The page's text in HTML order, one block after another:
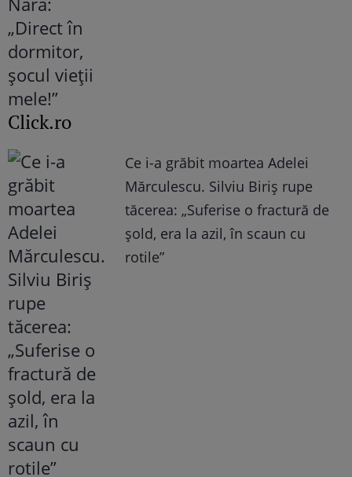
Click.ro
Ce i-a grăbit moartea Adelei
Mărculescu. Silviu Biriș rupe
tăcerea: „Suferise o fractură de
șold, era la azil, în scaun cu
rotile”